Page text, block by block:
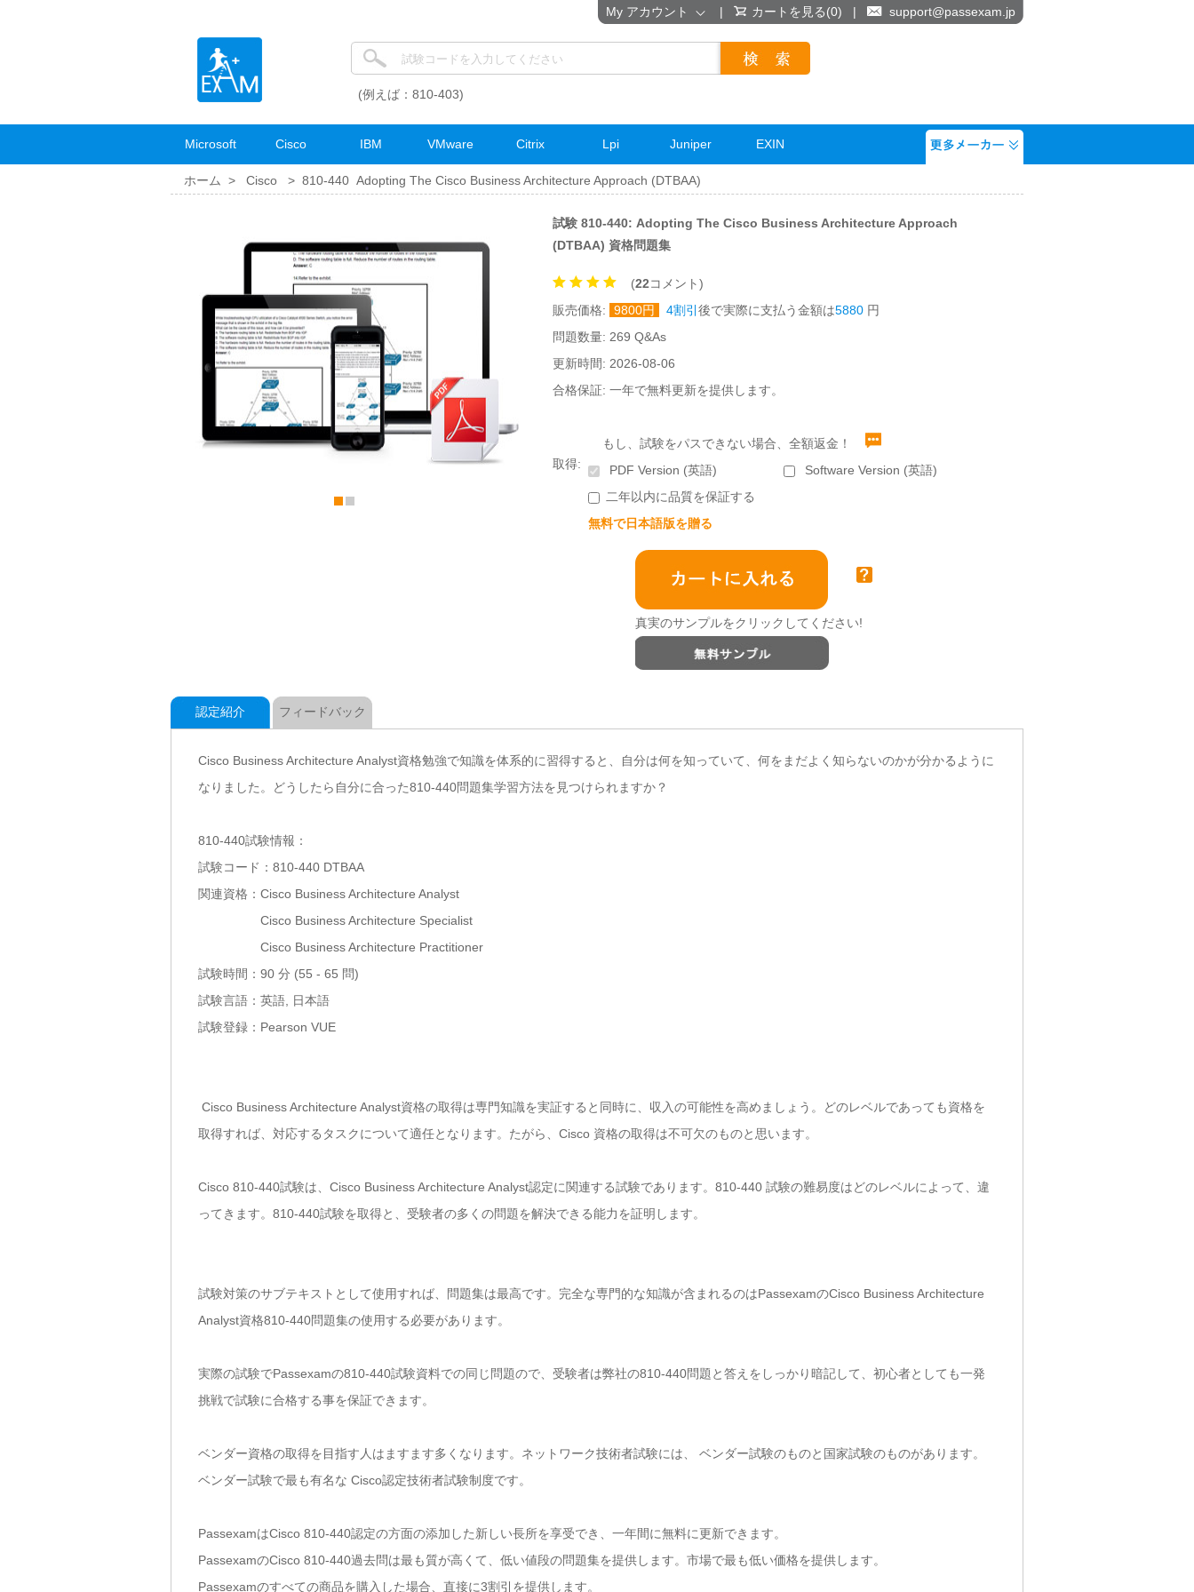
(例えば：810-403)
Microsoft Cisco IBM VMware Citrix Lpi Juniper EXIN
ホーム > Cisco > 810-440 Adopting The Cisco Business Architecture Approach (DTBAA)
試験 810-440: Adopting The Cisco Business Architecture Approach
(DTBAA) 資格問題集
(22コメント)
販売価格:
9800円 4割引 後で実際に支払う金額は5880 円
問題数量: 269 Q&As
更新時間: 2026-08-06
合格保証: 一年で無料更新を提供します。
もし、試験をパスできない場合、全額返金！
取得:
PDF Version (英語)
Software Version (英語)
二年以内に品質を保証する
無料で日本語版を贈る
真実のサンプルをクリックしてください!
認定紹介 フィードバック
Cisco Business Architecture Analyst資格勉強で知識を体系的に習得すると、自分は何を知っていて、何をまだよく知らないのかが分かるように
なりました。どうしたら自分に合った810-440問題集学習方法を見つけられますか？
810-440試験情報：
試験コード：810-440 DTBAA
関連資格：Cisco Business Architecture Analyst
Cisco Business Architecture Specialist
Cisco Business Architecture Practitioner
試験時間：90 分 (55 - 65 問)
試験言語：英語, 日本語
試験登録：Pearson VUE
Cisco Business Architecture Analyst資格の取得は専門知識を実証すると同時に、収入の可能性を高めましょう。どのレベルであっても資格を
取得すれば、対応するタスクについて適任となります。たがら、Cisco 資格の取得は不可欠のものと思います。
Cisco 810-440試験は、Cisco Business Architecture Analyst認定に関連する試験であります。810-440 試験の難易度はどのレベルによって、違
ってきます。810-440試験を取得と、受験者の多くの問題を解決できる能力を証明します。
試験対策のサブテキストとして使用すれば、問題集は最高です。完全な専門的な知識が含まれるのはPassexamのCisco Business Architecture
Analyst資格810-440問題集の使用する必要があります。
実際の試験でPassexamの810-440試験資料での同じ問題ので、受験者は弊社の810-440問題と答えをしっかり暗記して、初心者としても一発
挑戦で試験に合格する事を保証できます。
ベンダー資格の取得を目指す人はますます多くなります。ネットワーク技術者試験には、 ベンダー試験のものと国家試験のものがあります。
ベンダー試験で最も有名な Cisco認定技術者試験制度です。
PassexamはCisco 810-440認定の方面の添加した新しい長所を享受でき、一年間に無料に更新できます。
PassexamのCisco 810-440過去問は最も質が高くて、低い値段の問題集を提供します。市場で最も低い価格を提供します。
Passexamのすべての商品を購入した場合、直接に3割引を提供します。
My アカウント | カートを見る(0) | support@passexam.jp